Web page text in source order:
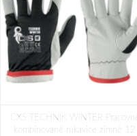
CXS TECHNIK WINTER Pracovné
kombinované rukavice zimné 12